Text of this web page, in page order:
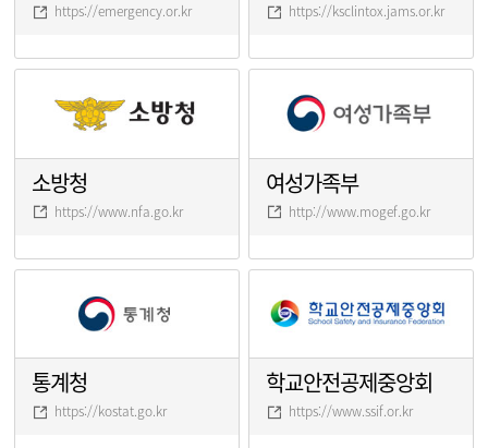
https://emergency.or.kr https://ksclintox.jams.or.kr
소방청
https://www.nfa.go.kr
여성가족부
http://www.mogef.go.kr
통계청
https://kostat.go.kr
학교안전공제중앙회
https://www.ssif.or.kr